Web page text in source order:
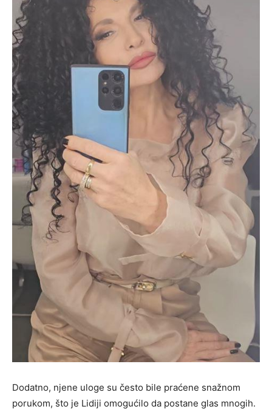
Dodatno, njene uloge su često bile praćene snažnom
porukom, što je Lidiji omogućilo da postane glas mnogih.